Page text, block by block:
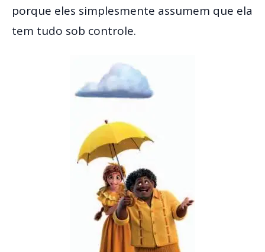
porque eles simplesmente assumem que ela
tem tudo sob controle.